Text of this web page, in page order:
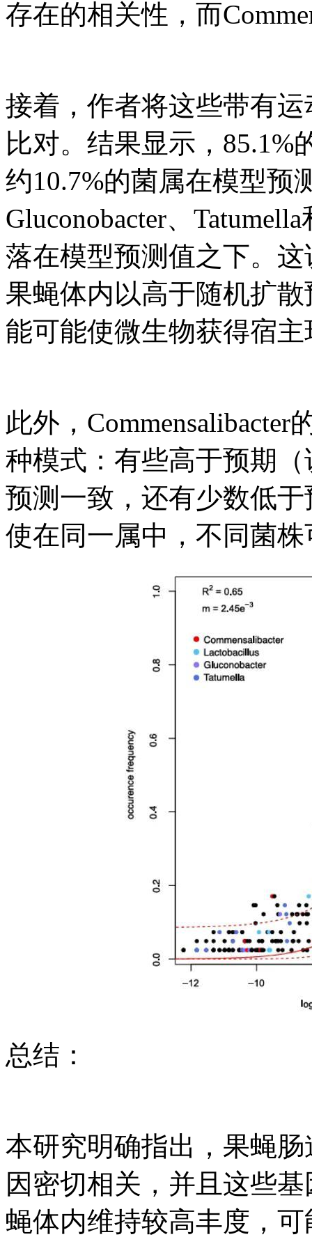
存在的相关性，而
接着，作者将这些带有
比对。结果显示，
约10.7%的菌属在模型预
Gluconobacter、
落在模型预测值之下。
果蝇体内以高于随机扩
能可能使微生物获得宿
此外，
种模式：有些高于预期
预测一致，还有少数低
使在同一属中，不同菌
总结：
本研究明确指出，果蝇
因密切相关，并且这些
蝇体内维持较高丰度，